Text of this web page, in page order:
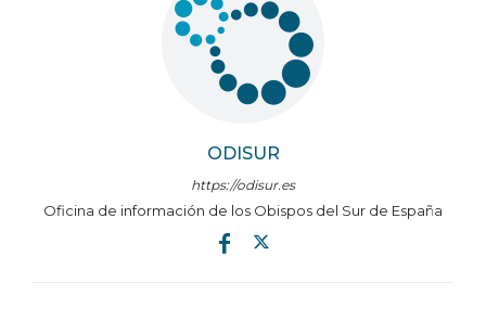
ODISUR
https://odisur.es
Oficina de información de los Obispos del Sur de España